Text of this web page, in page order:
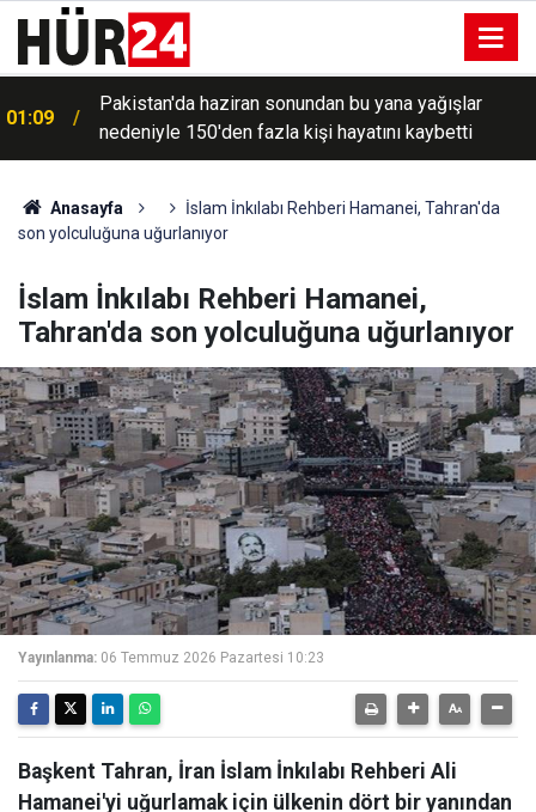
01:09
Pakistan'da haziran sonundan bu yana yağışlar
nedeniyle 150'den fazla kişi hayatını kaybetti
Anasayfa
İslam İnkılabı Rehberi Hamanei, Tahran'da
son yolculuğuna uğurlanıyor
İslam İnkılabı Rehberi Hamanei,
Tahran'da son yolculuğuna uğurlanıyor
Yayınlanma: 06 Temmuz 2026 Pazartesi 10:23
Başkent Tahran, İran İslam İnkılabı Rehberi Ali
Hamanei'yi uğurlamak için ülkenin dört bir yanından